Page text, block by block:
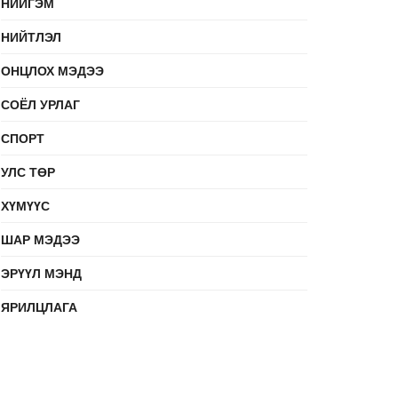
НИЙТЛЭЛ
ОНЦЛОХ МЭДЭЭ
СОЁЛ УРЛАГ
СПОРТ
УЛС ТӨР
ХҮМҮҮС
ШАР МЭДЭЭ
ЭРҮҮЛ МЭНД
ЯРИЛЦЛАГА